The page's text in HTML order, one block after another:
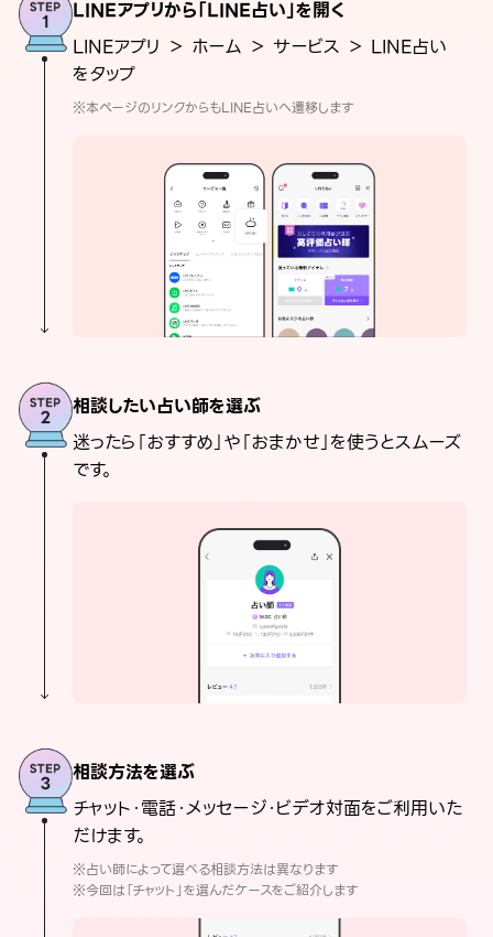
LINEアプリから「LINE占い」を開く
LINEアプリ ＞ ホーム ＞ サービス ＞ LINE占い
をタップ
※本ページのリンクからもLINE占いへ遷移します
相談したい占い師を選ぶ
迷ったら「おすすめ」や「おまかせ」を使うとスムーズ
です。
相談方法を選ぶ
チャット・電話・メッセージ・ビデオ対面をご利用いた
だけます。
※占い師によって選べる相談方法は異なります
※今回は「チャット」を選んだケースをご紹介します